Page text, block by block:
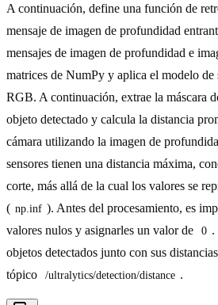
A continuación, define una función de
mensaje de imagen de profundidad
mensajes de imagen de profundidad e
matrices de NumPy y aplica el modelo de
RGB. A continuación, extrae la máscara
objeto detectado y calcula la distancia
cámara utilizando la imagen de
sensores tienen una distancia máxima,
corte, más allá de la cual los valores se
( np.inf ). Antes del procesamiento, es
valores nulos y asignarles un valor de
0 .
objetos detectados junto con sus
tópico
/ultralytics/detection/distance .